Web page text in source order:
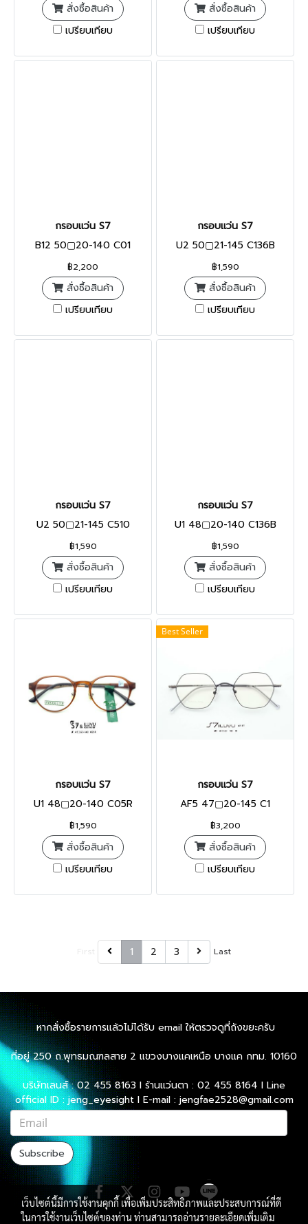
สั่งซื้อสินค้า
เปรียบเทียบ
สั่งซื้อสินค้า
เปรียบเทียบ
กรอบแว่น S7
B12 50▢20-140 C01
฿2,200
สั่งซื้อสินค้า
เปรียบเทียบ
กรอบแว่น S7
U2 50▢21-145 C136B
฿1,590
สั่งซื้อสินค้า
เปรียบเทียบ
กรอบแว่น S7
U2 50▢21-145 C510
฿1,590
สั่งซื้อสินค้า
เปรียบเทียบ
กรอบแว่น S7
U1 48▢20-140 C136B
฿1,590
สั่งซื้อสินค้า
เปรียบเทียบ
กรอบแว่น S7
U1 48▢20-140 C05R
฿1,590
สั่งซื้อสินค้า
เปรียบเทียบ
Best Seller
กรอบแว่น S7
AF5 47▢20-145 C1
฿3,200
สั่งซื้อสินค้า
เปรียบเทียบ
1 2 3 Last
หากสั่งซื้อรายการแล้วไม่ได้รับ email ให้ตรวจดูที่ถังขยะครับ
ที่อยู่ 250 ถ.พุทธมณฑลสาย 2 แขวงบางแคเหนือ บางแค กทม. 10160
บริษัทเลนส์ : 02 455 8163 l ร้านแว่นตา : 02 455 8164 l Line
official ID : jeng_eyesight l E-mail : jengfae2528@gmail.com
Subscribe
เว็บไซต์นี้มีการใช้งานคุกกี้ เพื่อเพิ่มประสิทธิภาพและประสบการณ์ที่ดี
ในการใช้งานเว็บไซต์ของท่าน ท่านสามารถอ่านรายละเอียดเพิ่มเติม